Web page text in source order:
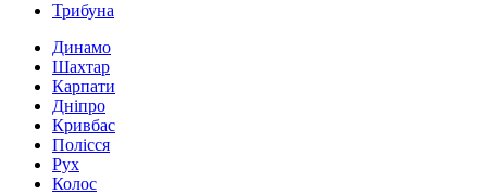
Трибуна
Динамо
Шахтар
Карпати
Дніпро
Кривбас
Полісся
Рух
Колос